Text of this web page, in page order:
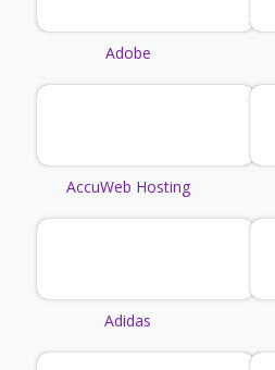
Adobe
AccuWeb Hosting
Adidas